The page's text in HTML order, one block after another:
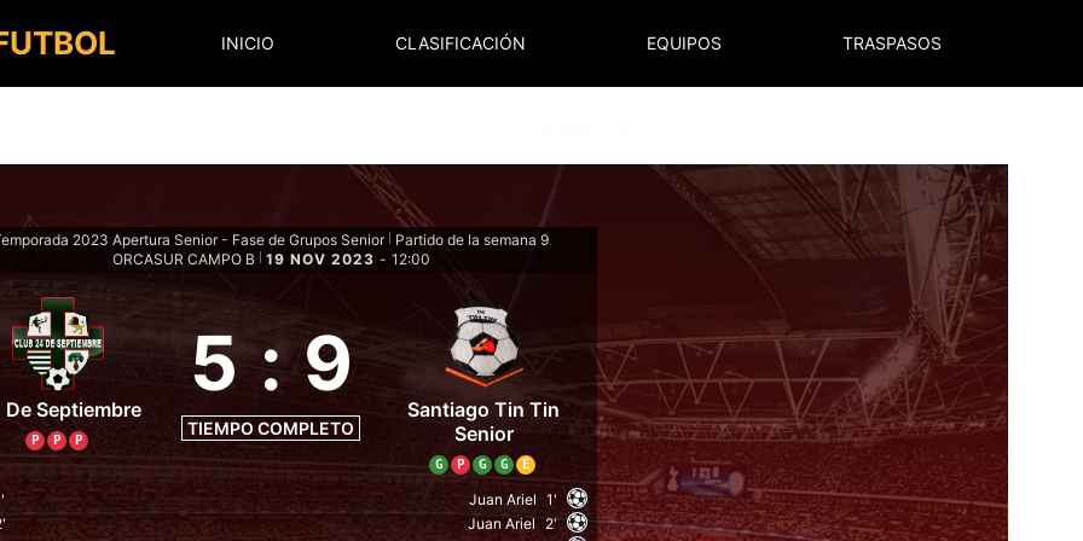
INICIO CLASIFICACIÓN EQUIPOS TRASPASOS
2023 Apertura Senior - Fase de Grupos Senior
Partido de la semana 9
ORCASUR CAMPO B
19 NOV 2023 - 12:00
De Septiembre
P P P
5 : 9
TIEMPO COMPLETO
Santiago Tin Tin
Senior
G P G G E
Juan Ariel 1'
Juan Ariel 2'